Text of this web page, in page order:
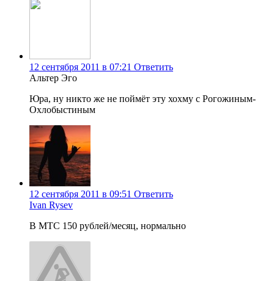
12 сентября 2011 в 07:21 Ответить
Альтер Эго
Юра, ну никто же не поймёт эту хохму с Рогожиным-
Охлобыстиным
12 сентября 2011 в 09:51 Ответить
Ivan Rysev
В МТС 150 рублей/месяц, нормально